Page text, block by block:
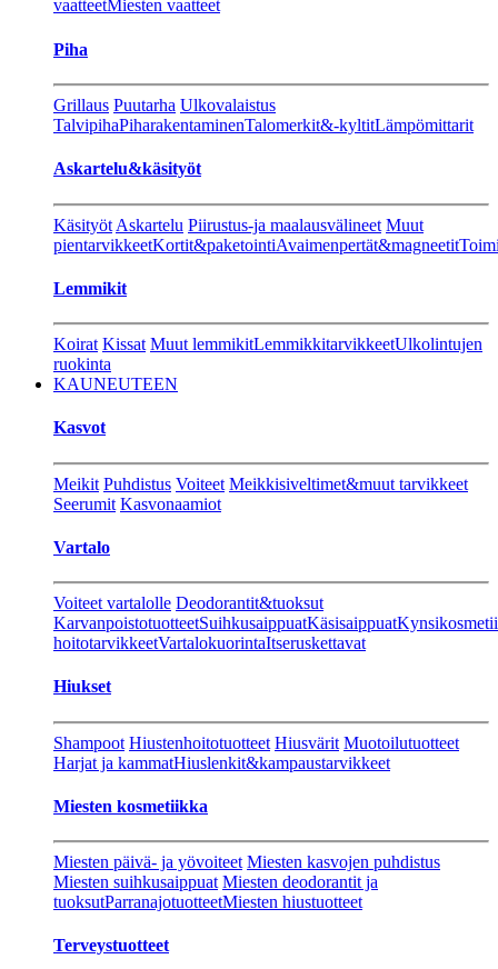
vaatteetMiesten vaatteet
Piha
Grillaus Puutarha Ulkovalaistus
TalvipihaPiharakentaminenTalomerkit&-kyltitLämpömittarit
Askartelu&käsityöt
Käsityöt Askartelu Piirustus-ja maalausvälineet Muut
pientarvikkeetKortit&paketointiAvaimenpertät&magneetit
Lemmikit
Koirat Kissat Muut lemmikitLemmikkitarvikkeetUlkolintujen
ruokinta
KAUNEUTEEN
Kasvot
Meikit Puhdistus Voiteet Meikkisiveltimet&muut tarvikkeet
Seerumit Kasvonaamiot
Vartalo
Voiteet vartalolle Deodorantit&tuoksut
KarvanpoistotuotteetSuihkusaippuatKäsisaippuat
hoitotarvikkeetVartalokuorintaItseruskettavat
Hiukset
Shampoot Hiustenhoitotuotteet Hiusvärit Muotoilutuotteet
Harjat ja kammatHiuslenkit&kampaustarvikkeet
Miesten kosmetiikka
Miesten päivä- ja yövoiteet Miesten kasvojen puhdistus
Miesten suihkusaippuat Miesten deodorantit ja
tuoksutParranajotuotteetMiesten hiustuotteet
Terveystuotteet